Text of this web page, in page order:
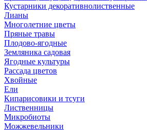
Кустарники декоративнолиственные
Лианы
Многолетние цветы
Пряные травы
Плодово-ягодные
Земляника садовая
Ягодные культуры
Рассада цветов
Хвойные
Ели
Кипарисовики и тсуги
Лиственницы
Микробиоты
Можжевельники